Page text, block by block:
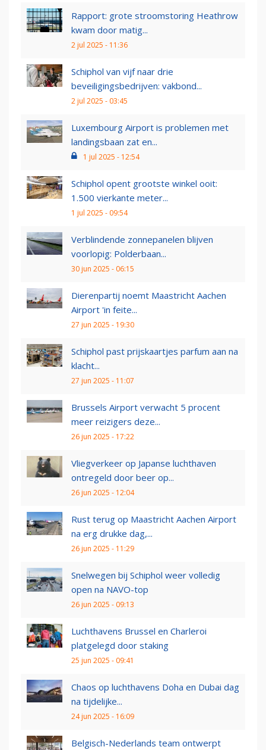
Rapport: grote stroomstoring Heathrow
kwam door matig...
2 jul 2025 - 11:36
Schiphol van vijf naar drie
beveiligingsbedrijven: vakbond...
2 jul 2025 - 03:45
Luxembourg Airport is problemen met
landingsbaan zat en...
1 jul 2025 - 12:54
Schiphol opent grootste winkel ooit:
1.500 vierkante meter...
1 jul 2025 - 09:54
Verblindende zonnepanelen blijven
voorlopig: Polderbaan...
30 jun 2025 - 06:15
Dierenpartij noemt Maastricht Aachen
Airport 'in feite...
27 jun 2025 - 19:30
Schiphol past prijskaartjes parfum aan na
klacht...
27 jun 2025 - 11:07
Brussels Airport verwacht 5 procent
meer reizigers deze...
26 jun 2025 - 17:22
Vliegverkeer op Japanse luchthaven
ontregeld door beer op...
26 jun 2025 - 12:04
Rust terug op Maastricht Aachen Airport
na erg drukke dag,...
26 jun 2025 - 11:29
Snelwegen bij Schiphol weer volledig
open na NAVO-top
26 jun 2025 - 09:13
Luchthavens Brussel en Charleroi
platgelegd door staking
25 jun 2025 - 09:41
Chaos op luchthavens Doha en Dubai dag
na tijdelijke...
24 jun 2025 - 16:09
Belgisch-Nederlands team ontwerpt